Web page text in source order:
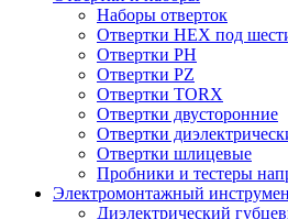
Наборы отверток
Отвертки HEX под
Отвертки PH
Отвертки PZ
Отвертки TORX
Отвертки двусторонние
Отвертки
Отвертки шлицевые
Пробники и тестеры
Электромонтажный
Диэлектрический